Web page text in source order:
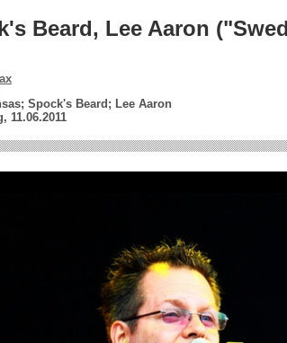
Beard, Lee Aaron
Spock's Beard; Lee Aaron
11.06.2011